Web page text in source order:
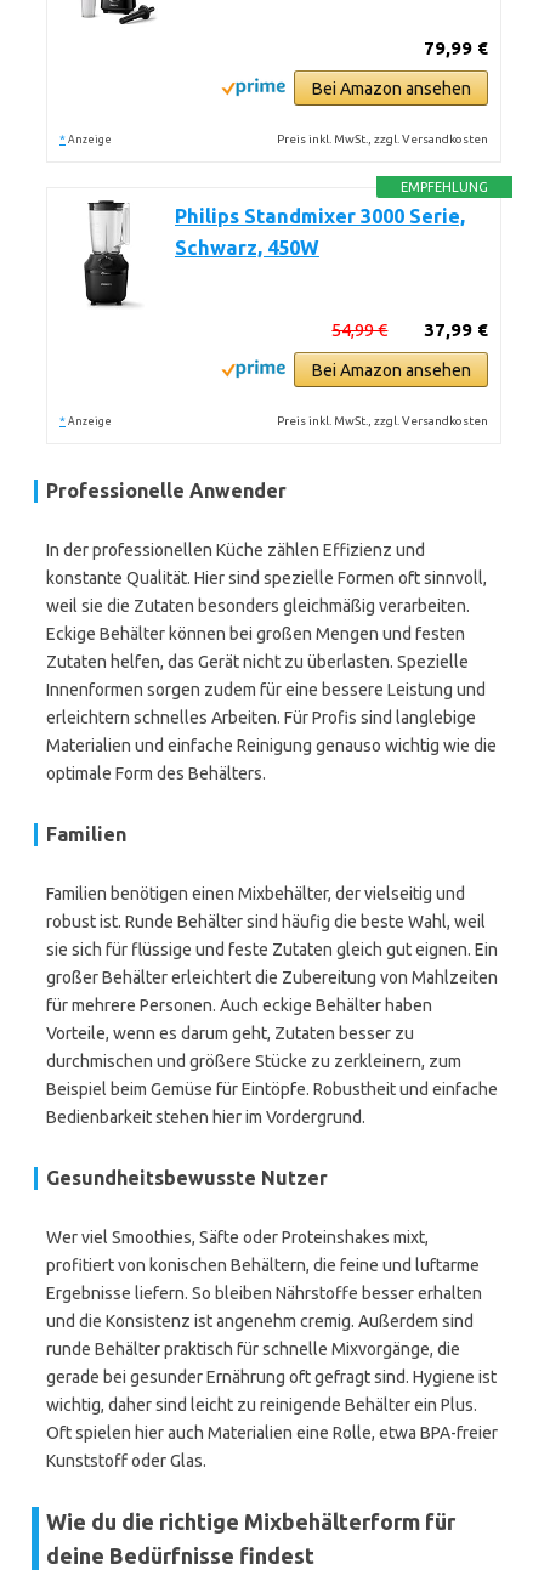
79,99 €
Bei Amazon ansehen
* Anzeige Preis inkl. MwSt., zzgl. Versandkosten
EMPFEHLUNG
Philips Standmixer 3000 Serie,
Schwarz, 450W
37,99 €
54,99 €
Bei Amazon ansehen
* Anzeige Preis inkl. MwSt., zzgl. Versandkosten
Professionelle Anwender
In der professionellen Küche zählen Effizienz und
konstante Qualität. Hier sind spezielle Formen oft sinnvoll,
weil sie die Zutaten besonders gleichmäßig verarbeiten.
Eckige Behälter können bei großen Mengen und festen
Zutaten helfen, das Gerät nicht zu überlasten. Spezielle
Innenformen sorgen zudem für eine bessere Leistung und
erleichtern schnelles Arbeiten. Für Profis sind langlebige
Materialien und einfache Reinigung genauso wichtig wie die
optimale Form des Behälters.
Familien
Familien benötigen einen Mixbehälter, der vielseitig und
robust ist. Runde Behälter sind häufig die beste Wahl, weil
sie sich für flüssige und feste Zutaten gleich gut eignen. Ein
großer Behälter erleichtert die Zubereitung von Mahlzeiten
für mehrere Personen. Auch eckige Behälter haben
Vorteile, wenn es darum geht, Zutaten besser zu
durchmischen und größere Stücke zu zerkleinern, zum
Beispiel beim Gemüse für Eintöpfe. Robustheit und einfache
Bedienbarkeit stehen hier im Vordergrund.
Gesundheitsbewusste Nutzer
Wer viel Smoothies, Säfte oder Proteinshakes mixt,
profitiert von konischen Behältern, die feine und luftarme
Ergebnisse liefern. So bleiben Nährstoffe besser erhalten
und die Konsistenz ist angenehm cremig. Außerdem sind
runde Behälter praktisch für schnelle Mixvorgänge, die
gerade bei gesunder Ernährung oft gefragt sind. Hygiene ist
wichtig, daher sind leicht zu reinigende Behälter ein Plus.
Oft spielen hier auch Materialien eine Rolle, etwa BPA-freier
Kunststoff oder Glas.
Wie du die richtige Mixbehälterform für
deine Bedürfnisse findest